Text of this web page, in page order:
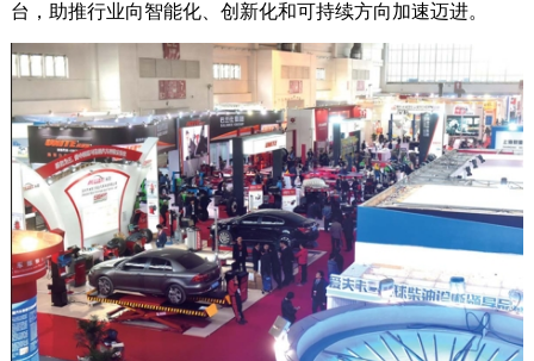
台，助推行业向智能化、创新化和可持续方向加速迈进。